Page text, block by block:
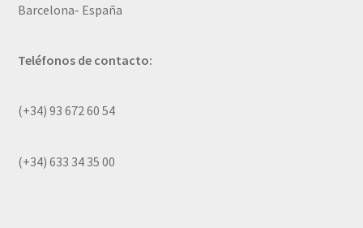
Barcelona- España
Teléfonos de contacto:
(+34) 93 672 60 54
(+34) 633 34 35 00